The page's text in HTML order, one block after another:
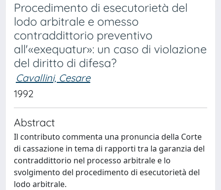
Procedimento di esecutorietà del
lodo arbitrale e omesso
contraddittorio preventivo
all'«exequatur»: un caso di violazione
del diritto di difesa?
Cavallini, Cesare
1992
Abstract
Il contributo commenta una pronuncia della Corte
di cassazione in tema di rapporti tra la garanzia del
contraddittorio nel processo arbitrale e lo
svolgimento del procedimento di esecutorietà del
lodo arbitrale.